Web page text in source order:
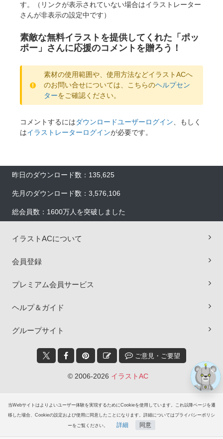
当Webサイトはよりよいユーザー体験を実現するためにCookieを使用しています。これ以降ページを遷
移した場合、Cookieの設定および使用に同意したことになります。詳細についてはプライバシーポリシ
ーをご覧ください。 詳細 同意
す。（リンクが表示されていない場合はイラストレーター
さんが非表示の設定中です）
素敵な無料イラストを提供してくれた「ポッ
ポー」さんに応援のコメントを贈ろう！
素材の使用範囲や、使用方法などイラストACへ
のお問い合せについては、こちらのヘルプセン
ターをご確認ください。
コメントするにはダウンロードユーザーログイン、もしく
はイラストレーターログインが必要です。
昨日のダウンロード数：135,625
先月のダウンロード数：3,576,106
総会員数：1600万人を突破しました
イラストACについて
会員登録
プレミアム会員サービス
ヘルプ＆ガイド
グループサイト
ご意見・ご要望
© 2006-2026 イラストAC